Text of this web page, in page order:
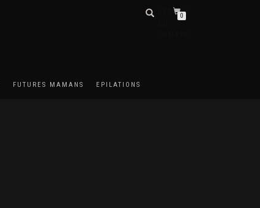
DÉTAILS
0
FUTURES MAMANS EPILATIONS